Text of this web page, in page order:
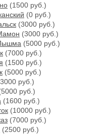
(1500 руб.)
(0 руб.)
(3000 руб.)
(3000 руб.)
(5000 руб.)
(7000 руб.)
(1500 руб.)
(5000 руб.)
руб.)
руб.)
(1600 руб.)
(10000 руб.)
(7000 руб.)
(2500 руб.)